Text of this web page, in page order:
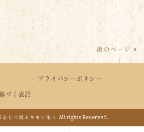
後のページ »
プライバシーポリシー
づく表記
もつ鍋ホルモン朱々 All rights Reserved.